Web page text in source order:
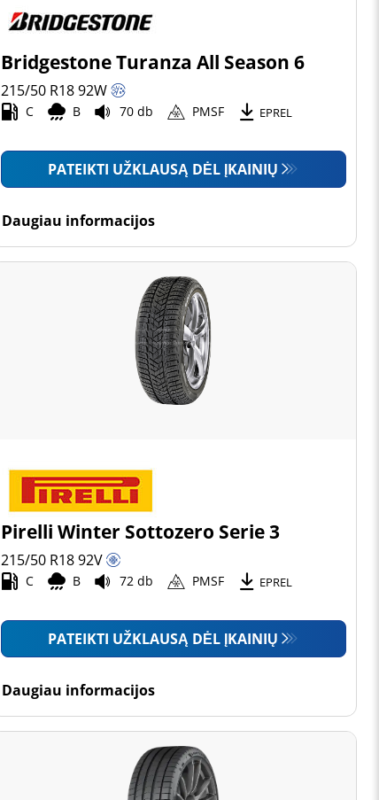
Bridgestone Turanza All Season 6
215/50 R1892W
C B 70 db PMSF EPREL
PATEIKTI UŽKLAUSĄ DĖL ĮKAINIŲ
Daugiau informacijos
Pirelli Winter Sottozero Serie 3
215/50 R1892V
C B 72 db PMSF EPREL
PATEIKTI UŽKLAUSĄ DĖL ĮKAINIŲ
Daugiau informacijos